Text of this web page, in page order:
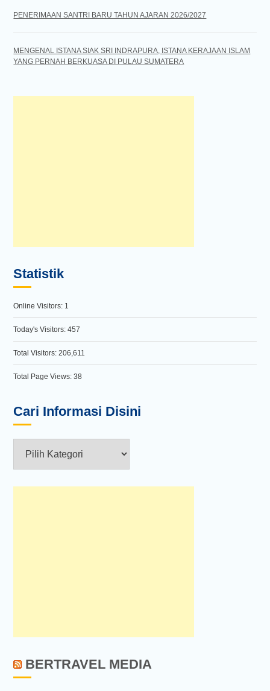
PENERIMAAN SANTRI BARU TAHUN AJARAN 2026/2027
MENGENAL ISTANA SIAK SRI INDRAPURA, ISTANA KERAJAAN ISLAM
YANG PERNAH BERKUASA DI PULAU SUMATERA
Statistik
Online Visitors: 1
Today's Visitors:457
Total Visitors:206,611
Total Page Views:38
Cari Informasi Disini
Informasi
Disini
BERTRAVEL MEDIA